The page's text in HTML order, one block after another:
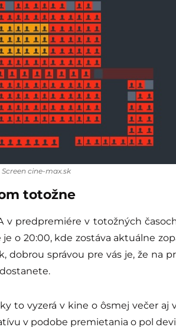
cine-max.sk
totožne
v predpremiére v totožných
o 20:00, kde zostáva aktuálne
dobrou správou pre vás je, že na
to vyzerá v kine o ôsmej večer aj
v podobe premietania o pol